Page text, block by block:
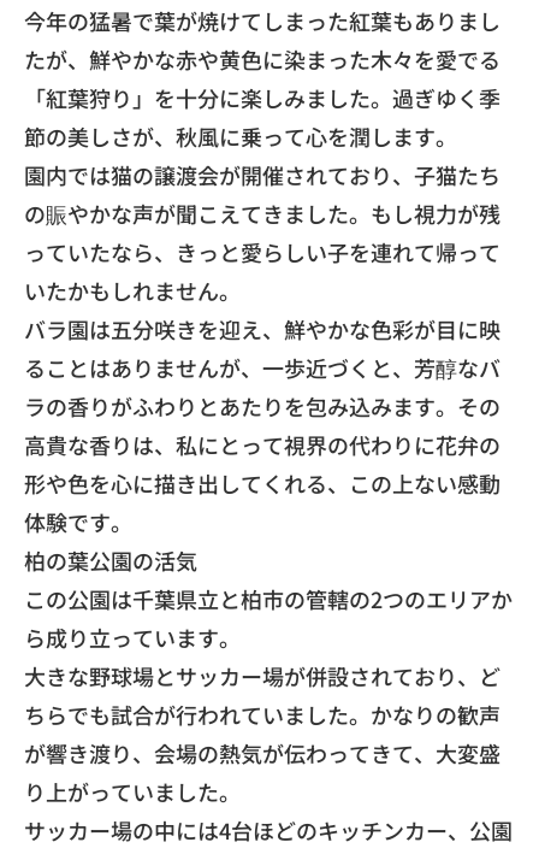
​今年の猛暑で葉が焼けてしまった紅葉もありまし
たが、鮮やかな赤や黄色に染まった木々を愛でる
「紅葉狩り」を十分に楽しみました。過ぎゆく季
節の美しさが、秋風に乗って心を潤します。
​園内では猫の譲渡会が開催されており、子猫たち
の賑やかな声が聞こえてきました。もし視力が残
っていたなら、きっと愛らしい子を連れて帰って
いたかもしれません。
​バラ園は五分咲きを迎え、鮮やかな色彩が目に映
ることはありませんが、一歩近づくと、芳醇なバ
ラの香りがふわりとあたりを包み込みます。その
高貴な香りは、私にとって視界の代わりに花弁の
形や色を心に描き出してくれる、この上ない感動
体験です。
​柏の葉公園の活気
​この公園は千葉県立と柏市の管轄の2つのエリアか
ら成り立っています。
​大きな野球場とサッカー場が併設されており、ど
ちらでも試合が行われていました。かなりの歓声
が響き渡り、会場の熱気が伝わってきて、大変盛
り上がっていました。
​サッカー場の中には4台ほどのキッチンカー、公園